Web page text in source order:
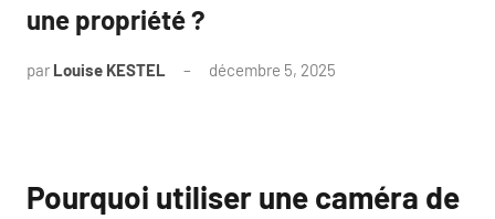
une propriété ?
par Louise KESTEL décembre 5, 2025
Pourquoi utiliser une caméra de